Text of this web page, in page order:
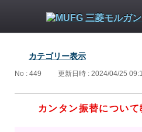
カテゴリー表示
No : 449 更新日時 : 2024/04/25
カンタン振替について